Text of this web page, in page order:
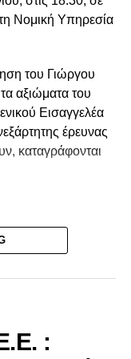
Νομική Υπηρεσία
του Γιώργου
αξιώματα του
Εισαγγελέα
έρευνας
καταγράφονται
για το βιβλίο
Την
συγκάλυψης
ελέγχεται ο
και
: